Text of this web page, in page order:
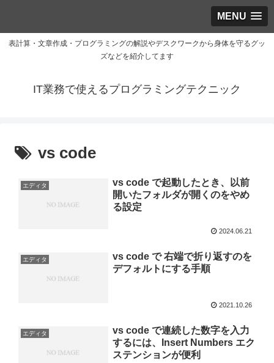
MENU
表計算・文章作成・プログラミングの解説やデスクワークから身体を守るグッ
ズなどを紹介してます
IT業務で使えるプログラミングテクニック
vs code
エディタ
vs code で起動したとき、以前
開いたフォルダが開くのをやめ
る設定
2024.06.21
エディタ
vs code で 右端で折り返すのを
デフォルトにする手順
2021.10.26
エディタ
vs code で連続した数字を入力
するには、Insert Numbers エク
ステンションが便利